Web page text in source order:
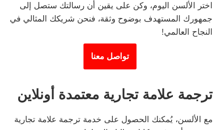
اختر الألسن اليوم، وكن على يقين أن رسالتك ستصل إلى
جمهورك المستهدف بوضوح وثقة، فنحن شريكك المثالي في
النجاح العالمي!
تواصل معنا
ترجمة علامة تجارية معتمدة أونلاين
مع الألسن، يُمكنك الحصول على خدمة ترجمة علامة تجارية